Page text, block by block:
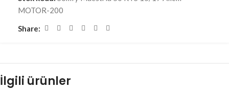
MOTOR-200
Share:
İlgili ürünler